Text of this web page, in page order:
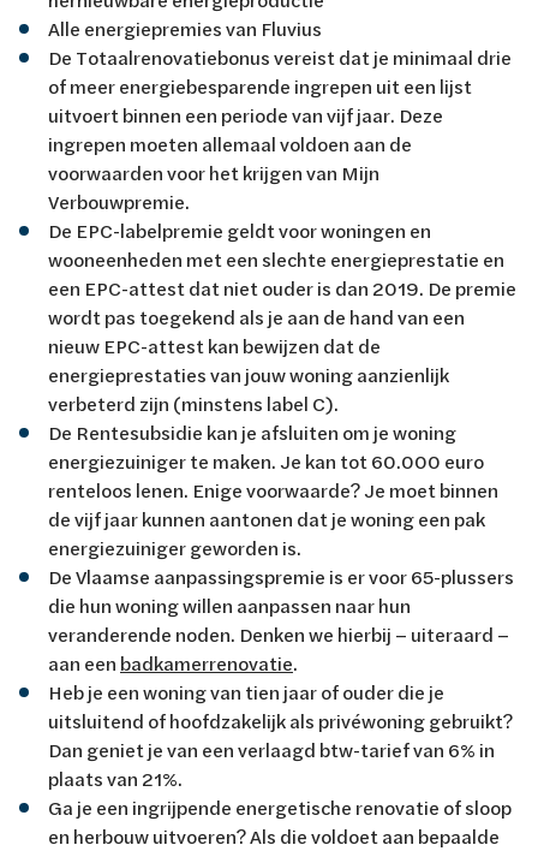
Alle energiepremies van Fluvius
De Totaalrenovatiebonus vereist dat je minimaal drie
of meer energiebesparende ingrepen uit een lijst
uitvoert binnen een periode van vijf jaar. Deze
ingrepen moeten allemaal voldoen aan de
voorwaarden voor het krijgen van Mijn
Verbouwpremie.
De EPC-labelpremie geldt voor woningen en
wooneenheden met een slechte energieprestatie en
een EPC-attest dat niet ouder is dan 2019. De premie
wordt pas toegekend als je aan de hand van een
nieuw EPC-attest kan bewijzen dat de
energieprestaties van jouw woning aanzienlijk
verbeterd zijn (minstens label C).
De Rentesubsidie kan je afsluiten om je woning
energiezuiniger te maken. Je kan tot 60.000 euro
renteloos lenen. Enige voorwaarde? Je moet binnen
de vijf jaar kunnen aantonen dat je woning een pak
energiezuiniger geworden is.
De Vlaamse aanpassingspremie is er voor 65-plussers
die hun woning willen aanpassen naar hun
veranderende noden. Denken we hierbij – uiteraard –
aan een badkamerrenovatie.
Heb je een woning van tien jaar of ouder die je
uitsluitend of hoofdzakelijk als privéwoning gebruikt?
Dan geniet je van een verlaagd btw-tarief van 6% in
plaats van 21%.
Ga je een ingrijpende energetische renovatie of sloop
en herbouw uitvoeren? Als die voldoet aan bepaalde